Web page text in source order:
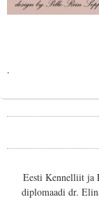
.
Eesti Kennelliit ja
diplomaadi dr.